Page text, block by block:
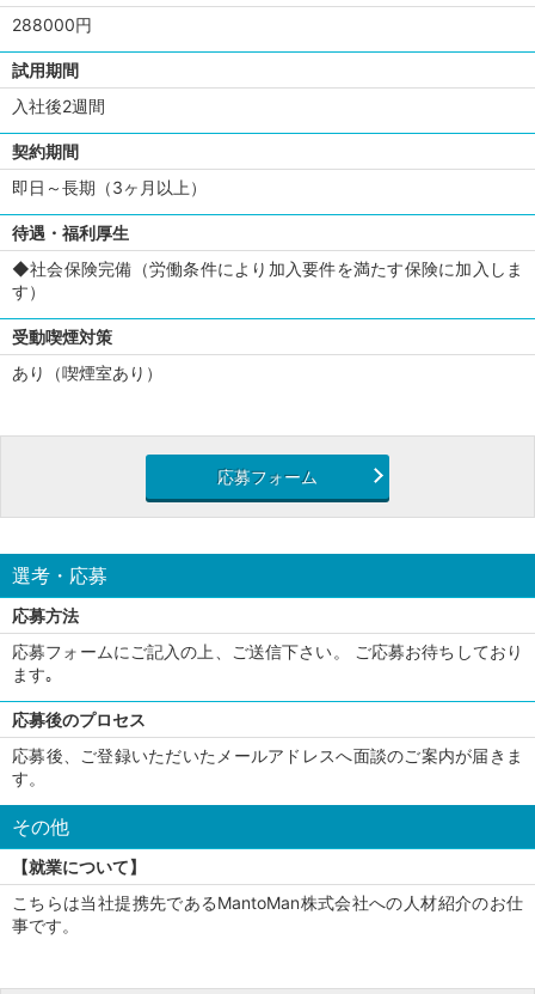
288000円
試用期間
入社後2週間
契約期間
即日～長期（3ヶ月以上）
待遇・福利厚生
◆社会保険完備（労働条件により加入要件を満たす保険に加入しま
す）
受動喫煙対策
あり（喫煙室あり）
応募フォーム
選考・応募
応募方法
応募フォームにご記入の上、ご送信下さい。 ご応募お待ちしており
ます｡
応募後のプロセス
応募後、ご登録いただいたメールアドレスへ面談のご案内が届きま
す。
その他
【就業について】
こちらは当社提携先であるMantoMan株式会社への人材紹介のお仕
事です。